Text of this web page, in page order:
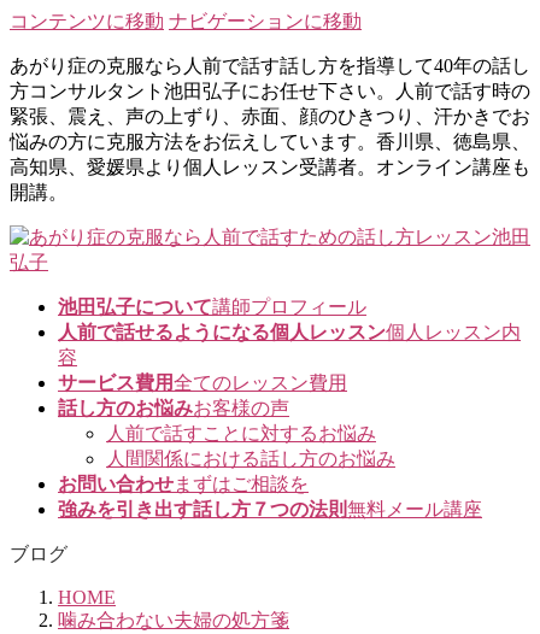
コンテンツに移動 ナビゲーションに移動
あがり症の克服なら人前で話す話し方を指導して40年の話し
方コンサルタント池田弘子にお任せ下さい。人前で話す時の
緊張、震え、声の上ずり、赤面、顔のひきつり、汗かきでお
悩みの方に克服方法をお伝えしています。香川県、徳島県、
高知県、愛媛県より個人レッスン受講者。オンライン講座も
開講。
池田弘子について講師プロフィール
人前で話せるようになる個人レッスン個人レッスン内
容
サービス費用全てのレッスン費用
話し方のお悩みお客様の声
人前で話すことに対するお悩み
人間関係における話し方のお悩み
お問い合わせまずはご相談を
強みを引き出す話し方７つの法則無料メール講座
ブログ
HOME
噛み合わない夫婦の処方箋